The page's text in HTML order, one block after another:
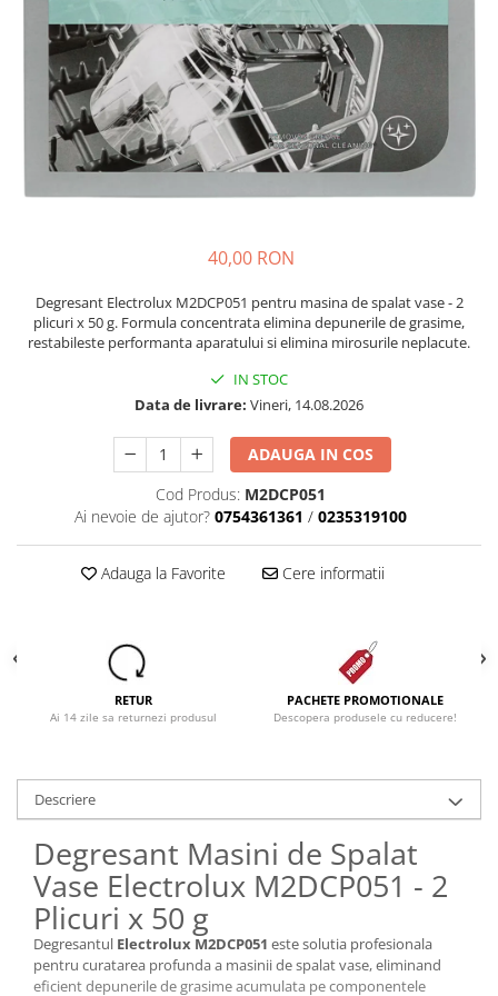
Accesorii Piese Espressoare
Cafetiere
Accesorii Piese Aspiratoare
Accesorii Piese Plite Aragazuri
Accesorii Piese Cuptoare
Accesorii Piese Cuptoare
Microunde
Accesorii Piese Masini Spalat Vase
Accesorii Piese Masini Spalat Rufe
si Uscatoare
Accesorii Electrocasnice Mici
Casa si gradina
Dezinfectanti
Ingrijire personala
Produse pentru copii
GRUPA 0+1 2 3/ 0-36 kg / 0-12 ani
Jucarii si Jocuri
Cuburi si caramizi
Seturi de constructie
IT&C
Imprimante
Produse curatare IT
40,00 RON
Degresant Electrolux M2DCP051 pentru masina de spalat vase - 2
plicuri x 50 g. Formula concentrata elimina depunerile de grasime,
restabileste performanta aparatului si elimina mirosurile neplacute.
IN STOC
Data de livrare: Vineri, 14.08.2026
ADAUGA IN COS
Cod Produs: M2DCP051
Ai nevoie de ajutor? 0754361361 / 0235319100
Adauga la Favorite Cere informatii
RETUR
Ai 14 zile sa returnezi produsul
PACHETE PROMOTIONALE
Descopera produsele cu reducere!
Descriere
Degresant Masini de Spalat
Vase Electrolux M2DCP051 - 2
Plicuri x 50 g
Degresantul Electrolux M2DCP051 este solutia profesionala
pentru curatarea profunda a masinii de spalat vase, eliminand
eficient depunerile de grasime acumulata pe componentele